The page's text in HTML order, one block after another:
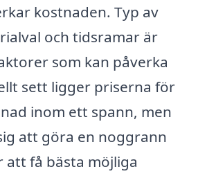
kostnaden. Typ av
och tidsramar är
som kan påverka
sett ligger priserna för
inom ett spann, men
att göra en noggrann
att få bästa möjliga